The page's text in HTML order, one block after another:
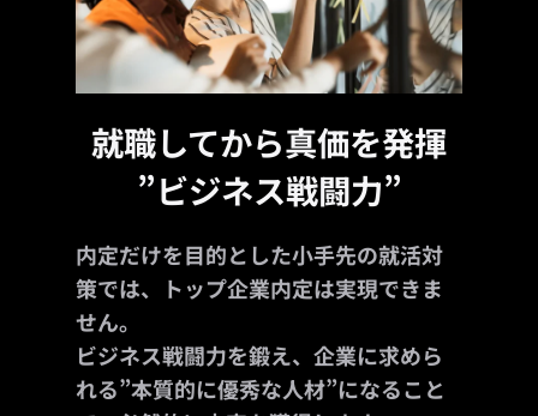
就職してから真価を発揮
”ビジネス戦闘力”
内定だけを目的とした小手先の就活対
策では、トップ企業内定は実現できま
せん。
ビジネス戦闘力を鍛え、企業に求めら
れる”本質的に優秀な人材”になること